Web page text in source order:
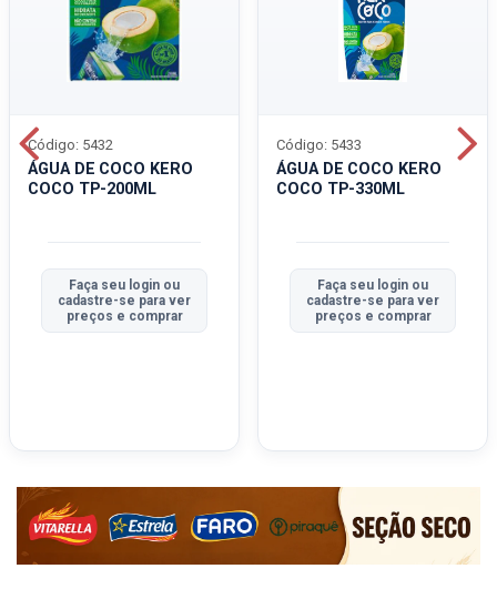
ÁGUA DE COCO KERO
COCO TP-200ML
Código: 5432
Faça seu login ou
cadastre-se para ver
preços e comprar
ÁGUA DE COCO KERO
COCO TP-330ML
Código: 5433
Faça seu login ou
cadastre-se para ver
preços e comprar